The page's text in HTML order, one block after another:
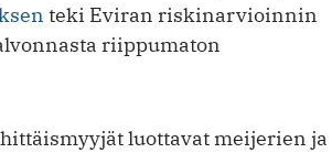
teki Eviran riskinarvioinnin
riippumaton
luottavat meijerien ja